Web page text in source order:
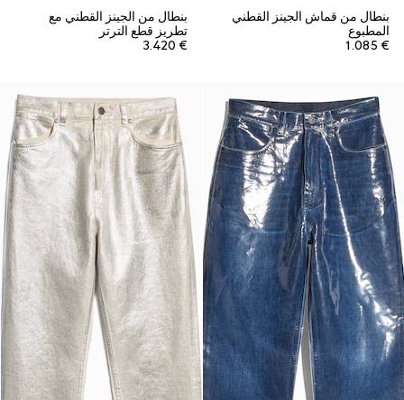
بنطال من قماش الجينز القطني
المطبوع
€ 1.085
بنطال من الجينز القطني مع
تطريز قطع الترتر
€ 3.420